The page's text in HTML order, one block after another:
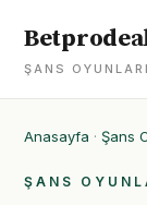
ŞANS
Anasayfa · Şans
ŞANS